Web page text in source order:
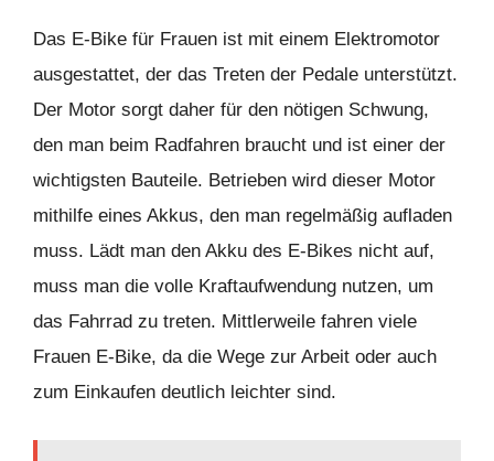
Das E-Bike für Frauen ist mit einem Elektromotor
ausgestattet, der das Treten der Pedale unterstützt.
Der Motor sorgt daher für den nötigen Schwung,
den man beim Radfahren braucht und ist einer der
wichtigsten Bauteile. Betrieben wird dieser Motor
mithilfe eines Akkus, den man regelmäßig aufladen
muss. Lädt man den Akku des E-Bikes nicht auf,
muss man die volle Kraftaufwendung nutzen, um
das Fahrrad zu treten. Mittlerweile fahren viele
Frauen E-Bike, da die Wege zur Arbeit oder auch
zum Einkaufen deutlich leichter sind.